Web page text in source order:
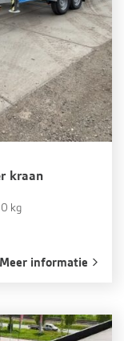
kraan
kg
Meer informatie